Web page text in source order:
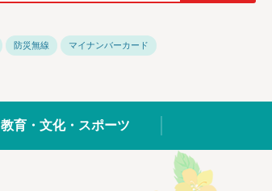
防災無線 マイナンバーカード
教育・文化・スポーツ